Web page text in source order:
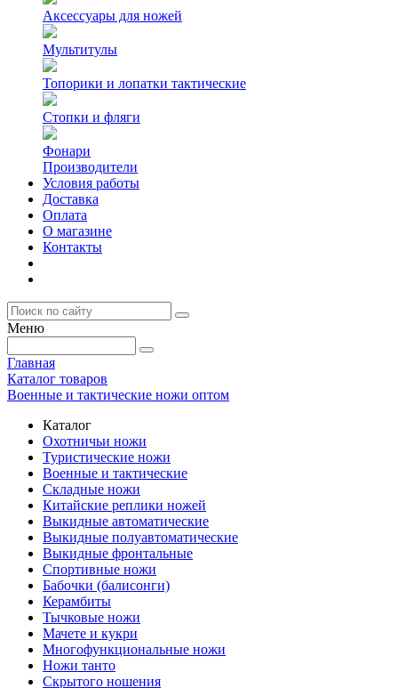
Аксессуары для ножей
Мультитулы
Топорики и лопатки тактические
Стопки и фляги
Фонари
Производители
Условия работы
Доставка
Оплата
О магазине
Контакты
Меню
Главная
Каталог товаров
Военные и тактические ножи оптом
Каталог
Охотничьи ножи
Туристические ножи
Военные и тактические
Складные ножи
Китайские реплики ножей
Выкидные автоматические
Выкидные полуавтоматические
Выкидные фронтальные
Спортивные ножи
Бабочки (балисонги)
Керамбиты
Тычковые ножи
Мачете и кукри
Многофункциональные ножи
Ножи танто
Скрытого ношения